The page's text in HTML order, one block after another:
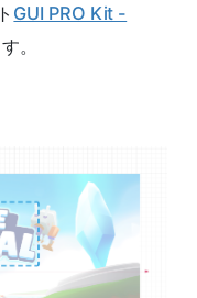
GUI PRO Kit -
。